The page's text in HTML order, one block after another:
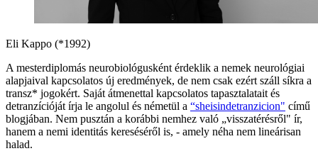
Eli Kappo (*1992)
A mesterdiplomás neurobiológusként érdeklik a nemek neurológiai
alapjaival kapcsolatos új eredmények, de nem csak ezért száll síkra a
transz* jogokért. Saját átmenettal kapcsolatos tapasztalatait és
detranzícióját írja le angolul és németül a “sheisindetranzicion" című
blogjában. Nem pusztán a korábbi nemhez való „visszatérésről" ír,
hanem a nemi identitás kereséséről is, - amely néha nem lineárisan
halad.